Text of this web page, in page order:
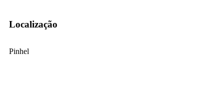
Localização
Pinhel